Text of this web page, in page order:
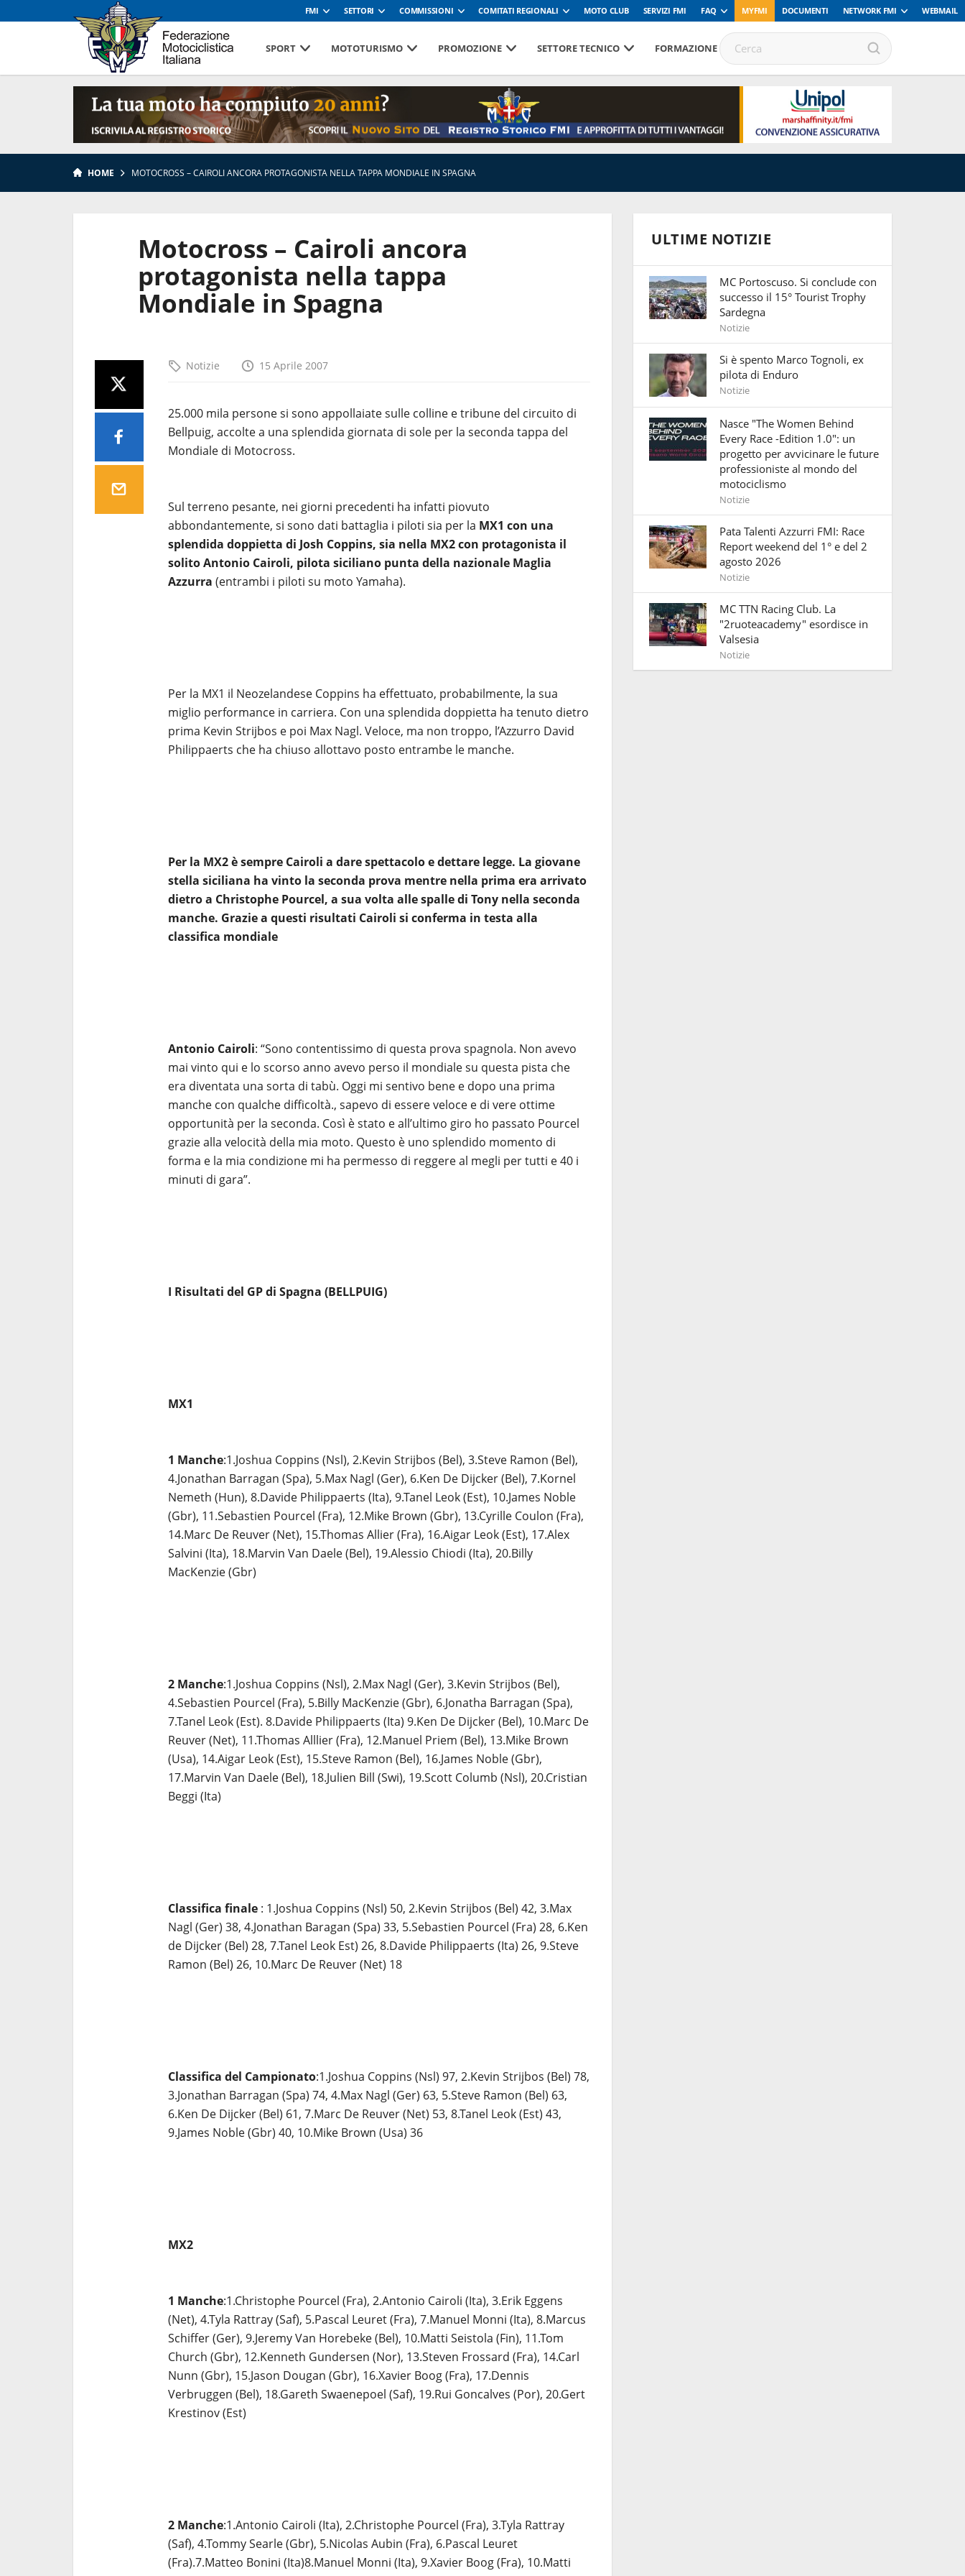
FMI SETTORI COMMISSIONI COMITATI REGIONALI MOTO CLUB SERVIZI FMI FAQ MYFMI DOCUMENTI NETWORK FMI WEBMAIL
SPORT MOTOTURISMO PROMOZIONE SETTORE TECNICO FORMAZIONE
HOME MOTOCROSS – CAIROLI ANCORA PROTAGONISTA NELLA TAPPA MONDIALE IN SPAGNA
Motocross – Cairoli ancora
protagonista nella tappa
Mondiale in Spagna
Notizie 15 Aprile 2007
25.000 mila persone si sono appollaiate sulle colline e tribune del circuito di
Bellpuig, accolte a una splendida giornata di sole per la seconda tappa del
Mondiale di Motocross.
Sul terreno pesante, nei giorni precedenti ha infatti piovuto
abbondantemente, si sono dati battaglia i piloti sia per la MX1 con una
splendida doppietta di Josh Coppins, sia nella MX2 con protagonista il
solito Antonio Cairoli, pilota siciliano punta della nazionale Maglia
Azzurra (entrambi i piloti su moto Yamaha).
Per la MX1 il Neozelandese Coppins ha effettuato, probabilmente, la sua
miglio performance in carriera. Con una splendida doppietta ha tenuto dietro
prima Kevin Strijbos e poi Max Nagl. Veloce, ma non troppo, l’Azzurro David
Philippaerts che ha chiuso allottavo posto entrambe le manche.
Per la MX2 è sempre Cairoli a dare spettacolo e dettare legge. La giovane
stella siciliana ha vinto la seconda prova mentre nella prima era arrivato
dietro a Christophe Pourcel, a sua volta alle spalle di Tony nella seconda
manche. Grazie a questi risultati Cairoli si conferma in testa alla
classifica mondiale
Antonio Cairoli: “Sono contentissimo di questa prova spagnola. Non avevo
mai vinto qui e lo scorso anno avevo perso il mondiale su questa pista che
era diventata una sorta di tabù. Oggi mi sentivo bene e dopo una prima
manche con qualche difficoltà., sapevo di essere veloce e di vere ottime
opportunità per la seconda. Così è stato e all’ultimo giro ho passato Pourcel
grazie alla velocità della mia moto. Questo è uno splendido momento di
forma e la mia condizione mi ha permesso di reggere al megli per tutti e 40 i
minuti di gara”.
I Risultati del GP di Spagna (BELLPUIG)
MX1
1 Manche:1.Joshua Coppins (Nsl), 2.Kevin Strijbos (Bel), 3.Steve Ramon (Bel),
4.Jonathan Barragan (Spa), 5.Max Nagl (Ger), 6.Ken De Dijcker (Bel), 7.Kornel
Nemeth (Hun), 8.Davide Philippaerts (Ita), 9.Tanel Leok (Est), 10.James Noble
(Gbr), 11.Sebastien Pourcel (Fra), 12.Mike Brown (Gbr), 13.Cyrille Coulon (Fra),
14.Marc De Reuver (Net), 15.Thomas Allier (Fra), 16.Aigar Leok (Est), 17.Alex
Salvini (Ita), 18.Marvin Van Daele (Bel), 19.Alessio Chiodi (Ita), 20.Billy
MacKenzie (Gbr)
2 Manche:1.Joshua Coppins (Nsl), 2.Max Nagl (Ger), 3.Kevin Strijbos (Bel),
4.Sebastien Pourcel (Fra), 5.Billy MacKenzie (Gbr), 6.Jonatha Barragan (Spa),
7.Tanel Leok (Est). 8.Davide Philippaerts (Ita) 9.Ken De Dijcker (Bel), 10.Marc De
Reuver (Net), 11.Thomas Alllier (Fra), 12.Manuel Priem (Bel), 13.Mike Brown
(Usa), 14.Aigar Leok (Est), 15.Steve Ramon (Bel), 16.James Noble (Gbr),
17.Marvin Van Daele (Bel), 18.Julien Bill (Swi), 19.Scott Columb (Nsl), 20.Cristian
Beggi (Ita)
Classifica finale : 1.Joshua Coppins (Nsl) 50, 2.Kevin Strijbos (Bel) 42, 3.Max
Nagl (Ger) 38, 4.Jonathan Baragan (Spa) 33, 5.Sebastien Pourcel (Fra) 28, 6.Ken
de Dijcker (Bel) 28, 7.Tanel Leok Est) 26, 8.Davide Philippaerts (Ita) 26, 9.Steve
Ramon (Bel) 26, 10.Marc De Reuver (Net) 18
Classifica del Campionato:1.Joshua Coppins (Nsl) 97, 2.Kevin Strijbos (Bel) 78,
3.Jonathan Barragan (Spa) 74, 4.Max Nagl (Ger) 63, 5.Steve Ramon (Bel) 63,
6.Ken De Dijcker (Bel) 61, 7.Marc De Reuver (Net) 53, 8.Tanel Leok (Est) 43,
9.James Noble (Gbr) 40, 10.Mike Brown (Usa) 36
MX2
1 Manche:1.Christophe Pourcel (Fra), 2.Antonio Cairoli (Ita), 3.Erik Eggens
(Net), 4.Tyla Rattray (Saf), 5.Pascal Leuret (Fra), 7.Manuel Monni (Ita), 8.Marcus
Schiffer (Ger), 9.Jeremy Van Horebeke (Bel), 10.Matti Seistola (Fin), 11.Tom
Church (Gbr), 12.Kenneth Gundersen (Nor), 13.Steven Frossard (Fra), 14.Carl
Nunn (Gbr), 15.Jason Dougan (Gbr), 16.Xavier Boog (Fra), 17.Dennis
Verbruggen (Bel), 18.Gareth Swaenepoel (Saf), 19.Rui Goncalves (Por), 20.Gert
Krestinov (Est)
2 Manche:1.Antonio Cairoli (Ita), 2.Christophe Pourcel (Fra), 3.Tyla Rattray
(Saf), 4.Tommy Searle (Gbr), 5.Nicolas Aubin (Fra), 6.Pascal Leuret
(Fra).7.Matteo Bonini (Ita)8.Manuel Monni (Ita), 9.Xavier Boog (Fra), 10.Matti
ULTIME NOTIZIE
MC Portoscuso. Si conclude con
successo il 15° Tourist Trophy
Sardegna
Notizie
Si è spento Marco Tognoli, ex
pilota di Enduro
Notizie
Nasce "The Women Behind
Every Race -Edition 1.0": un
progetto per avvicinare le future
professioniste al mondo del
motociclismo
Notizie
Pata Talenti Azzurri FMI: Race
Report weekend del 1° e del 2
agosto 2026
Notizie
MC TTN Racing Club. La
"2ruoteacademy" esordisce in
Valsesia
Notizie